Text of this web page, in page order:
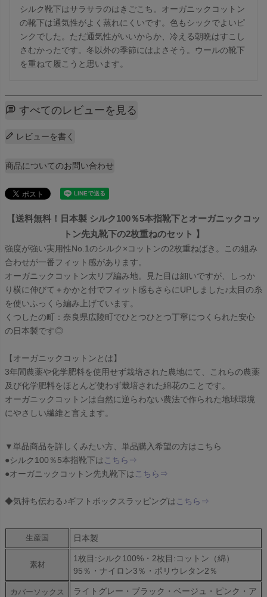
シルク靴下はサラサラのはきごこち。オーガニックコットン
の靴下は通気性がよく蒸れにくいです。色もシックでよいピ
ンクでした。ただ通気性がいいからか、冷える朝晩はすこし
さむかったです。冬以外の季節にはよさそう。ウールの靴下
を重ねて履こうと思います。
すべてのレビューを見る
レビューを書く
商品についてのお問い合わせ
【送料無料！日本製 シルク100％5本指靴下とオーガニックコッ
トン先丸靴下の2枚重ねのセット 】
強度が強い実用性No.1のシルク×コットンの2枚重ねばき。この組み
合わせが一番フィット感があります。
オーガニックコットン太リブ編み地。見た目は細いですが、しっか
り横に伸びて＋かかと付でフィット感もさらにUPしました♪太目の糸
を使いふっくら編み上げています。
くつしたの町：奈良県広陵町でひとつひとつ丁寧につくられた安心
の日本製です◎
【オーガニックコットンとは】
3年間農薬や化学肥料を使用せず栽培された農地にて、これらの農薬
及び化学肥料をほとんど使わず栽培された綿花のことです。
オーガニックコットンは自然に逆らわない農法で作られた地球環境
にやさしい繊維と言えます。
▼単品商品を詳しくみたい方、単品購入希望の方はこちら
●シルク100％5本指靴下はこちら⇒
●オーガニックコットン先丸靴下はこちら⇒
◆気持ち伝わる♪ギフトボックスラッピングはこちら⇒
生産国 日本製
素材
1枚目:シルク100%・2枚目:コットン（綿）
95％・ナイロン3％・ポリウレタン2％
カバーソックス ライトグレー・ブラック・ベージュ・ピンク・ア